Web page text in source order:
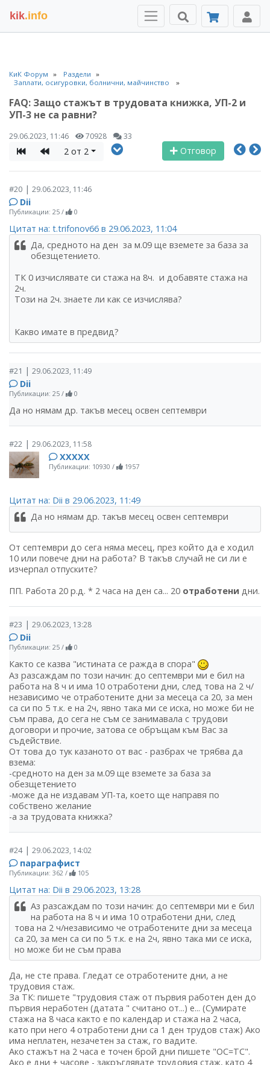
kik.info
КиК Форум
Раздели
Заплати, осигуровки, болнични, майчинство
FAQ: Защо стажът в трудовата книжка, УП-2 и
УП-3 не са равни?
29.06.2023, 11:46 70928 33
Отговор
2 от 2
#20 | 29.06.2023, 11:46
Dii
Публикации: 25 / 0
Цитат на: t.trifonov66 в 29.06.2023, 11:04
Да, средното на ден за м.09 ще вземете за база за
обезщетението.
ТК 0 изчислявате си стажа на 8ч. и добавяте стажа на
2ч.
Този на 2ч. знаете ли как се изчислява?
Какво имате в предвид?
#21 | 29.06.2023, 11:49
Dii
Публикации: 25 / 0
Да но нямам др. такъв месец освен септември
#22 | 29.06.2023, 11:58
ХХХХХ
Публикации: 10930 / 1957
Цитат на: Dii в 29.06.2023, 11:49
Да но нямам др. такъв месец освен септември
От септември до сега няма месец, през който да е ходил
10 или повече дни на работа? В такъв случай не си ли е
изчерпал отпуските?
ПП. Работа 20 р.д. * 2 часа на ден са... 20 отработени дни.
#23 | 29.06.2023, 13:28
Dii
Публикации: 25 / 0
Както се казва "истината се ражда в спора"
Аз разсаждам по този начин: до септември ми е бил на
работа на 8 ч и има 10 отработени дни, след това на 2 ч/
независимо че отработените дни за месеца са 20, за мен
са си по 5 т.к. е на 2ч, явно така ми се иска, но може би не
съм права, до сега не съм се занимавала с трудови
договори и прочие, затова се обръщам към Вас за
съдействие.
От това до тук казаното от вас - разбрах че трябва да
взема:
-средното на ден за м.09 ще вземете за база за
обезщетението
-може да не издавам УП-та, което ще направя по
собствено желание
-а за трудовата книжка?
#24| 29.06.2023, 14:02
параграфист
Публикации: 362 / 105
Цитат на: Dii в 29.06.2023, 13:28
Аз разсаждам по този начин: до септември ми е бил
на работа на 8 ч и има 10 отработени дни, след
това на 2 ч/независимо че отработените дни за месеца
са 20, за мен са си по 5 т.к. е на 2ч, явно така ми се иска,
но може би не съм права
Да, не сте права. Гледат се отработените дни, а не
трудовия стаж.
За ТК: пишете "трудовия стаж от първия работен ден до
първия неработен (датата " считано от...) е... (Сумирате
стажа на 8 часа както е по календар и стажа на 2 часа,
като при него 4 отработени дни са 1 ден трудов стаж) Ако
има неплатен, незачетен за стаж, го вадите.
Ако стажът на 2 часа е точен брой дни пишете "ОС=ТС".
Ако е дни + часове - закръглявате трудовия стаж, като 4